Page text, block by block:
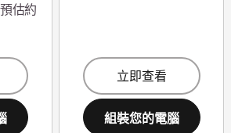
預估約
立即查看
組裝您的電腦